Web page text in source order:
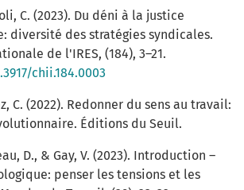
C. (2023). Du déni à la justice
diversité des stratégies syndicales.
de l'IRES, (184), 3–21.
chii.184.0003
C. (2022). Redonner du sens au travail:
Éditions du Seuil.
D., & Gay, V. (2023). Introduction –
penser les tensions et les